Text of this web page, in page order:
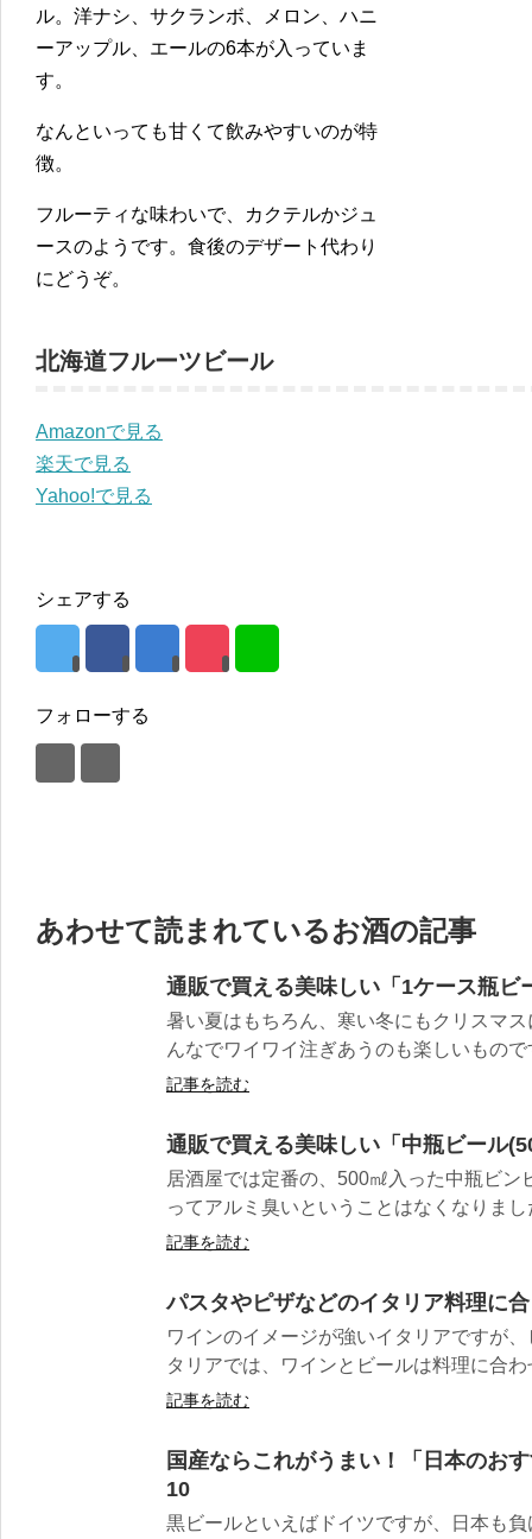
ル。洋ナシ、サクランボ、メロン、ハニ
ーアップル、エールの6本が入っていま
す。
なんといっても甘くて飲みやすいのが特
徴。
フルーティな味わいで、カクテルかジュ
ースのようです。食後のデザート代わり
にどうぞ。
北海道フルーツビール
Amazonで見る
楽天で見る
Yahoo!で見る
シェアする
フォローする
あわせて読まれているお酒の記事
通販で買える美味しい「1ケース瓶ビ
暑い夏はもちろん、寒い冬にもクリスマ
んなでワイワイ注ぎあうのも楽しいもの
記事を読む
通販で買える美味しい「中瓶ビール
居酒屋では定番の、500㎖入った中瓶ビ
ってアルミ臭いということはなくなりま
記事を読む
パスタやピザなどのイタリア料理に
ワインのイメージが強いイタリアですが
タリアでは、ワインとビールは料理に合
記事を読む
国産ならこれがうまい！「日本のお
10
黒ビールといえばドイツですが、日本も